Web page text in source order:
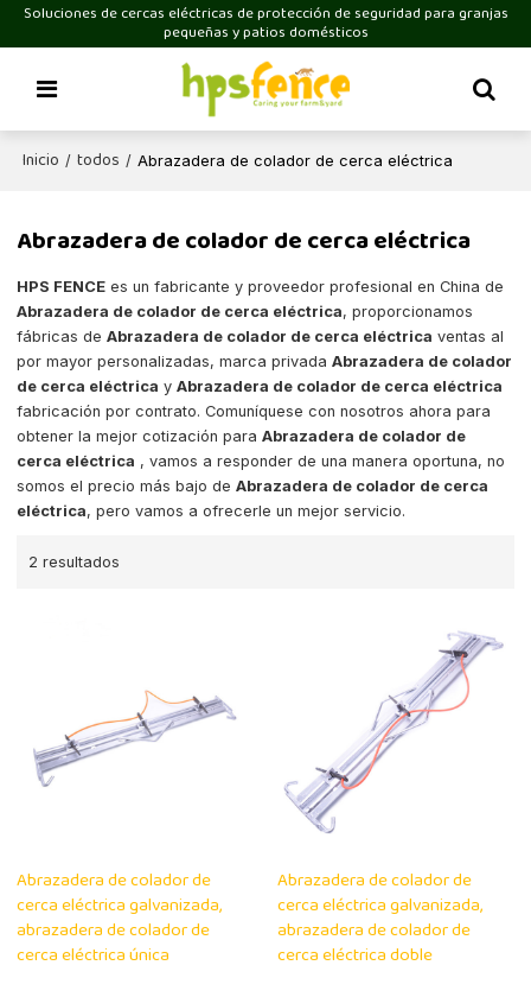
Soluciones de cercas eléctricas de protección de seguridad para granjas
pequeñas y patios domésticos
Inicio / todos / Abrazadera de colador de cerca eléctrica
Abrazadera de colador de cerca eléctrica
HPS FENCE es un fabricante y proveedor profesional en China de
Abrazadera de colador de cerca eléctrica, proporcionamos
fábricas deAbrazadera de colador de cerca eléctrica ventas al
por mayor personalizadas, marca privadaAbrazadera de colador
de cerca eléctrica yAbrazadera de colador de cerca eléctrica
fabricación por contrato. Comuníquese con nosotros ahora para
obtener la mejor cotización paraAbrazadera de colador de
cerca eléctrica , vamos a responder de una manera oportuna, no
somos el precio más bajo deAbrazadera de colador de cerca
eléctrica, pero vamos a ofrecerle un mejor servicio.
2 resultados
Abrazadera de colador de
cerca eléctrica galvanizada,
abrazadera de colador de
cerca eléctrica única
Abrazadera de colador de
cerca eléctrica galvanizada,
abrazadera de colador de
cerca eléctrica doble